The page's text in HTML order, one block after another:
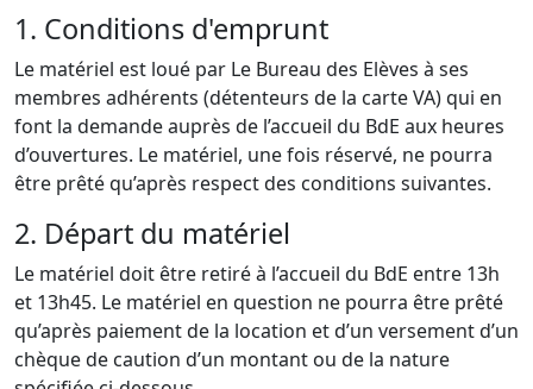
1. Conditions d'emprunt
Le matériel est loué par Le Bureau des Elèves à ses
membres adhérents (détenteurs de la carte VA) qui en
font la demande auprès de l’accueil du BdE aux heures
d’ouvertures. Le matériel, une fois réservé, ne pourra
être prêté qu’après respect des conditions suivantes.
2. Départ du matériel
Le matériel doit être retiré à l’accueil du BdE entre 13h
et 13h45. Le matériel en question ne pourra être prêté
qu’après paiement de la location et d’un versement d’un
chèque de caution d’un montant ou de la nature